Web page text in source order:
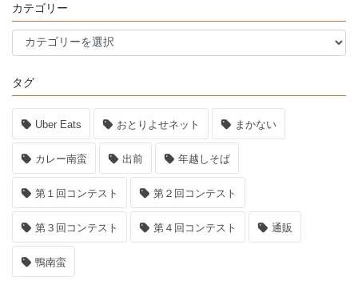
カテゴリー
テ
リ
タグ
Uber Eats おとりよせネット まかない
カレー南蛮 出前 年越しそば
第１回コンテスト 第２回コンテスト
第３回コンテスト 第４回コンテスト 通販
鴨南蛮